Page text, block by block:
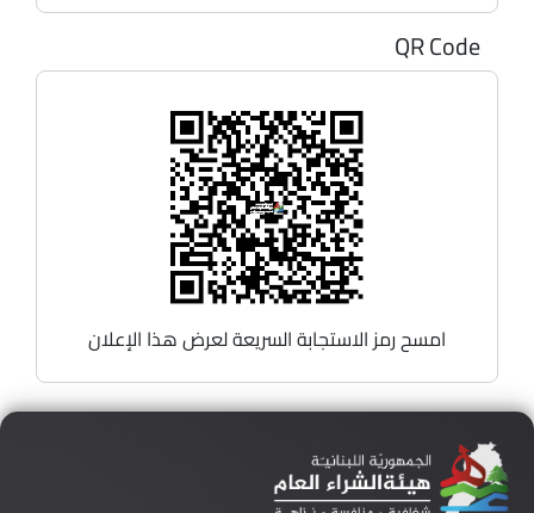
QR Code
امسح رمز الاستجابة السريعة لعرض هذا الإعلان